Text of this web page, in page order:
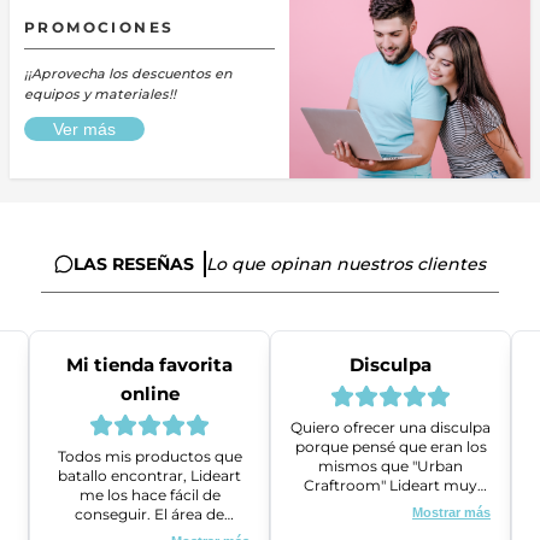
PROMOCIONES
¡¡Aprovecha los descuentos en
equipos y materiales!!
Ver más
LAS RESEÑAS Lo que opinan nuestros clientes
Mi tienda favorita
online
Todos mis productos que
batallo encontrar, Lideart
me los hace fácil de
conseguir. El área de
ventas es super amable y
Disculpa
Quiero ofrecer una disculpa
porque pensé que eran los
mismos que "Urban
Craftroom" Lideart muy
amables me ayudaron a
gestionar un problema que
Mostrar más